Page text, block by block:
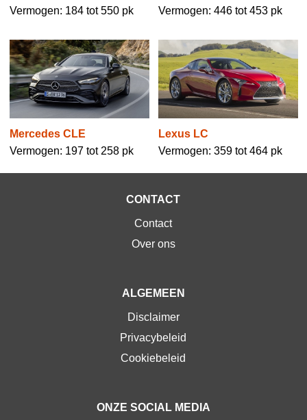
Vermogen: 184 tot 550 pk
Vermogen: 446 tot 453 pk
Mercedes CLE
Vermogen: 197 tot 258 pk
Lexus LC
Vermogen: 359 tot 464 pk
CONTACT
Contact
Over ons
ALGEMEEN
Disclaimer
Privacybeleid
Cookiebeleid
ONZE SOCIAL MEDIA